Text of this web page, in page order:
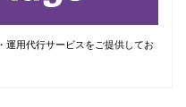
運用代行サービスをご提供してお